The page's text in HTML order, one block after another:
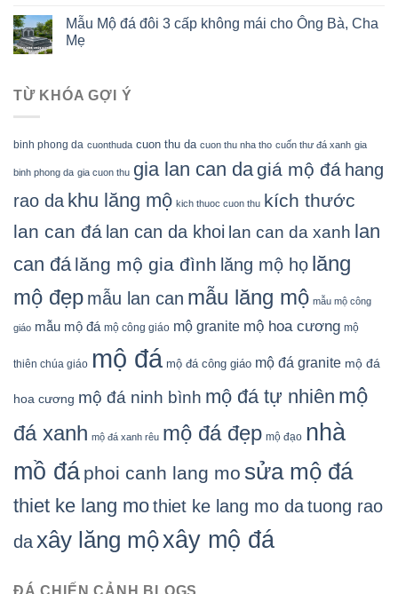
Mẫu Mộ đá đôi 3 cấp không mái cho Ông Bà, Cha
Mẹ
TỪ KHÓA GỢI Ý
binh phong da cuonthuda cuon thu da cuon thu nha tho cuốn thư đá xanh gia
binh phong da gia cuon thu gia lan can dagiá mộ đá hang
rao da khu lăng mộ kich thuoc cuon thu kích thước
lan can đá lan can da khoi lan can da xanh lan
can đá lăng mộ gia đình lăng mộ họ lăng
mộ đẹp mẫu lan can mẫu lăng mộ mẫu mộ công
giáo mẫu mộ đá mộ công giáo mộ granite mộ hoa cương mộ
thiên chúa giáo mộ đá mộ đá công giáo mộ đá granite mộ đá
hoa cương mộ đá ninh bình mộ đá tự nhiên mộ
đá xanh mộ đá xanh rêu mộ đá đẹp mộ đạo nhà
mồ đá phoi canh lang mo sửa mộ đá
thiet ke lang mothiet ke lang mo datuong rao
daxây lăng mộxây mộ đá